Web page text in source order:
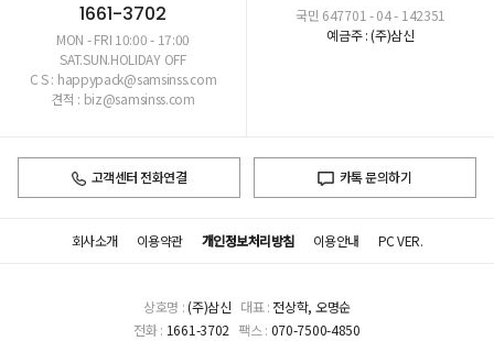
1661-3702
MON - FRI 10:00 - 17:00
SAT.SUN.HOLIDAY OFF
C S : happypack@samsinss.com
견적 : biz@samsinss.com
국민 647701 - 04 - 142351
예금주 : (주)삼신
고객센터 전화연결 카톡 문의하기
회사소개 이용약관 개인정보처리방침 이용안내 PC VER.
상호명 :(주)삼신 대표 : 전상학, 오명순
전화 : 1661-3702 팩스 : 070-7500-4850